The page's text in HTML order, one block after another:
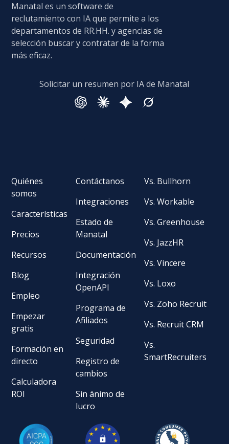
Manatal es un software de
reclutamiento con IA que permite a los
departamentos de RR.HH. y agencias de
selección buscar y contratar de la forma
más eficaz.
Solicitar un resumen por IA de Manatal
Quiénes
somos
Características
Precios
Recursos
Blog
Empleo
Empezar
gratis
Formación en
directo
Calculadora
ROI
Contáctanos
Integraciones
Estado de
Manatal
Documentación
Integración
OpenAPI
Programa de
Afiliados
Seguridad
Registro de
cambios
Sin ánimo de
lucro
Vs. Bullhorn
Vs. Workable
Vs. Greenhouse
Vs. JazzHR
Vs. Vincere
Vs. Loxo
Vs. Zoho Recruit
Vs. Recruit CRM
Vs.
SmartRecruiters